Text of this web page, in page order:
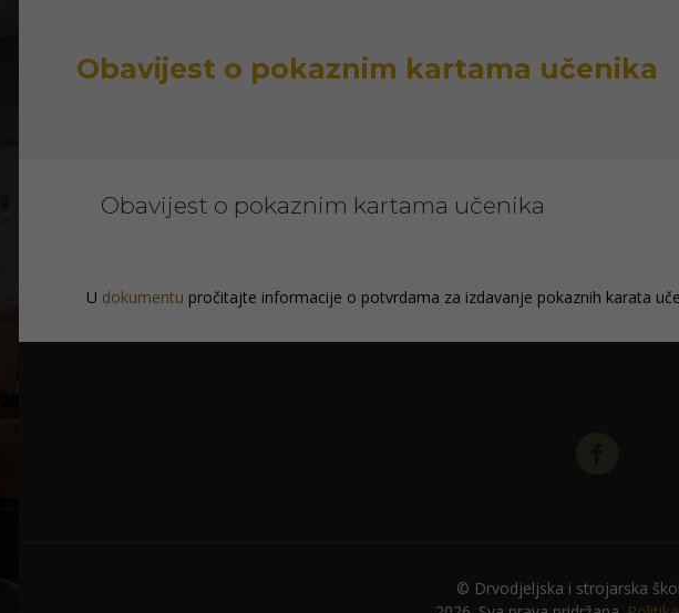
Obavijest o pokaznim kartama učenika
Obavijest o pokaznim kartama učenika
U dokumentu pročitajte informacije o potvrdama za izdavanje pokaznih karata
© Drvodjeljska i strojarska